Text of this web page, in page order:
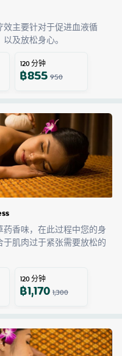
主要针对于促进血液循
及放松身心。
120分钟
฿855950
香味，在此过程中您的身
肌肉过于紧张需要放松的
120分钟
฿1,1701,300